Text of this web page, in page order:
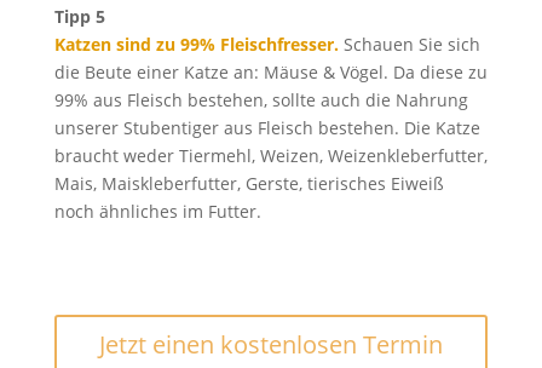
Tipp 5
Katzen sind zu 99% Fleischfresser.Schauen Sie sich
die Beute einer Katze an: Mäuse & Vögel. Da diese zu
99% aus Fleisch bestehen, sollte auch die Nahrung
unserer Stubentiger aus Fleisch bestehen. Die Katze
braucht weder Tiermehl, Weizen, Weizenkleberfutter,
Mais, Maiskleberfutter, Gerste, tierisches Eiweiß
noch ähnliches im Futter.
Jetzt einen kostenlosen Termin